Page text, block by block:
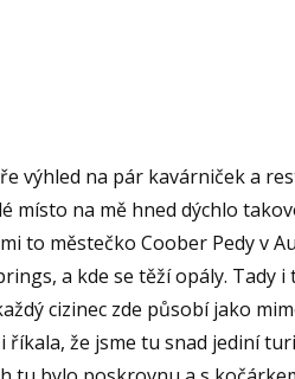
výhled na pár kavárniček a
místo na mě hned dýchlo
to městečko Coober Pedy v
a kde se těží opály. Tady i
cizinec zde působí jako
říkala, že jsme tu snad jediní